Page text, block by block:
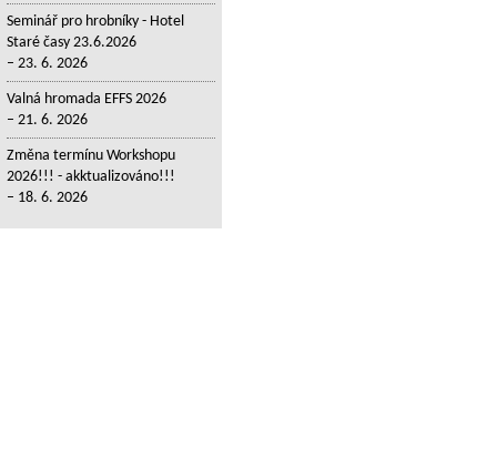
Seminář pro hrobníky - Hotel
Staré časy 23.6.2026
23. 6. 2026
Valná hromada EFFS 2026
21. 6. 2026
Změna termínu Workshopu
2026!!! - akktualizováno!!!
18. 6. 2026